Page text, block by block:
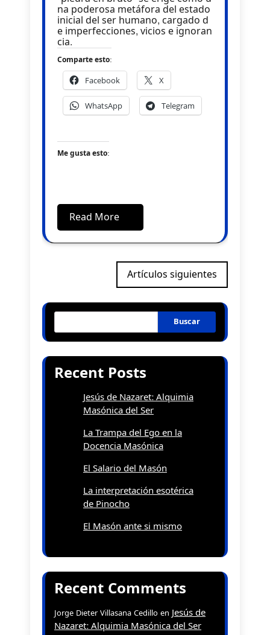
na poderosa metáfora del estado
inicial del ser humano, cargado d
e imperfecciones, vicios e ignoran
cia.
Comparte esto:
Facebook X
WhatsApp Telegram
Me gusta esto:
Read More
entradas
Artículos siguientes
Buscar
Recent Posts
Jesús de Nazaret: Alquimia
Masónica del Ser
La Trampa del Ego en la
Docencia Masónica
El Salario del Masón
La interpretación esotérica
de Pinocho
El Masón ante si mismo
Recent Comments
Jorge Dieter Villasana Cedillo enJesús de
Nazaret: Alquimia Masónica del Ser